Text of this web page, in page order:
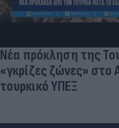
Νέα πρόκληση της
«γκρίζες ζώνες» στο
τουρκικό ΥΠΕΞ